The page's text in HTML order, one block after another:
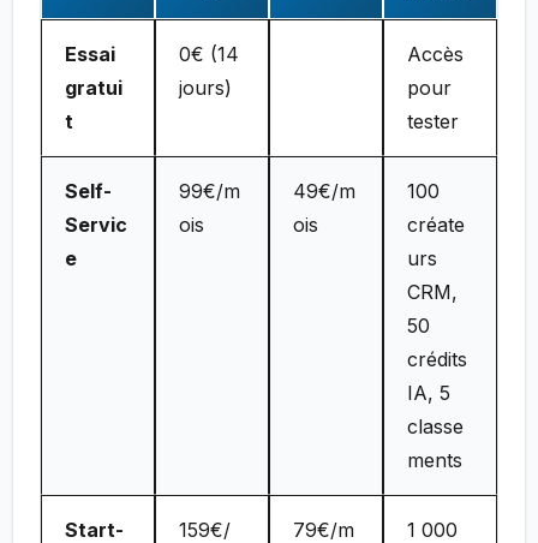
Essai
gratui
t
0€ (14
jours)
Accès
pour
tester
Self-
Servic
e
99€/m
ois
49€/m
ois
100
créate
urs
CRM,
50
crédits
IA, 5
classe
ments
Start-
159€/
79€/m
1 000